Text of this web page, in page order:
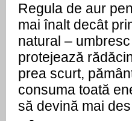
Regula de aur
mai înalt decât
natural –
protejează
prea scurt,
consuma toată
să devină mai